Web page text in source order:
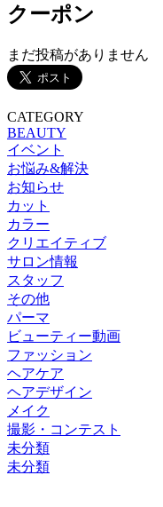
クーポン
まだ投稿がありません
CATEGORY
BEAUTY
イベント
お悩み&解決
お知らせ
カット
カラー
クリエイティブ
サロン情報
スタッフ
その他
パーマ
ビューティー動画
ファッション
ヘアケア
ヘアデザイン
メイク
撮影・コンテスト
未分類
未分類